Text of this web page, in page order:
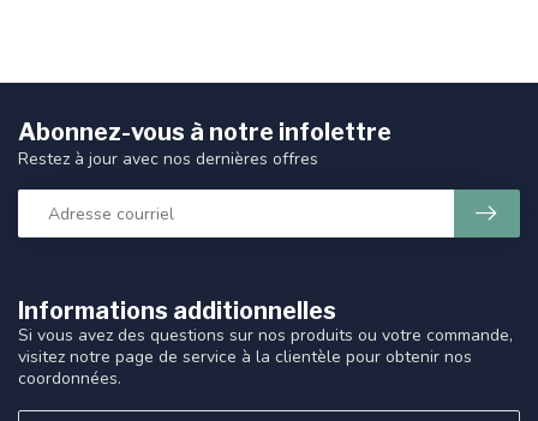
Informations additionnelles
Si vous avez des questions sur nos produits ou votre commande,
visitez notre page de service à la clientèle pour obtenir nos
coordonnées.
Abonnez-vous à notre infolettre
Restez à jour avec nos dernières offres